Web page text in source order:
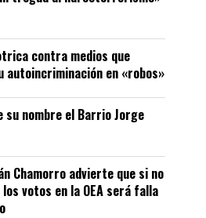
contra medios que
autoincriminación en «robos»
su nombre el Barrio Jorge
Chamorro advierte que si no
votos en la OEA será falla